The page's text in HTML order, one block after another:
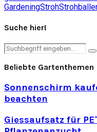
GardeningStroh
Suche hier!
Search
Beliebte Gartenthemen
Sonnenschirm
beachten
Giessaufsatz für